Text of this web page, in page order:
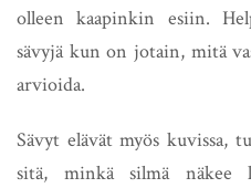
olleen kaapinkin esiin.
sävyjä kun on jotain, mitä
arvioida.
Sävyt elävät myös kuvissa,
sitä, minkä silmä näkee